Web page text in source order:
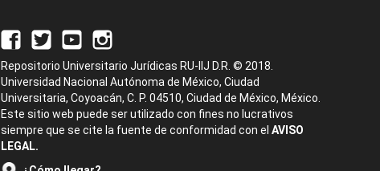
Repositorio Universitario Jurídicas RU-IIJ D.R. © 2018.
Universidad Nacional Autónoma de México, Ciudad
Universitaria, Coyoacán, C. P. 04510, Ciudad de México, México.
Este sitio web puede ser utilizado con fines no lucrativos
siempre que se cite la fuente de conformidad con el AVISO
LEGAL.